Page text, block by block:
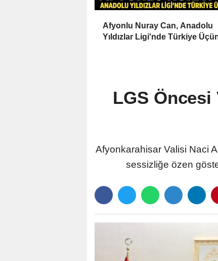
Afyonlu Nuray Can, Anadolu
Yıldızlar Ligi'nde Türkiye
LGS
Afyonkarahisar Valisi Naci
sessizliğe özen